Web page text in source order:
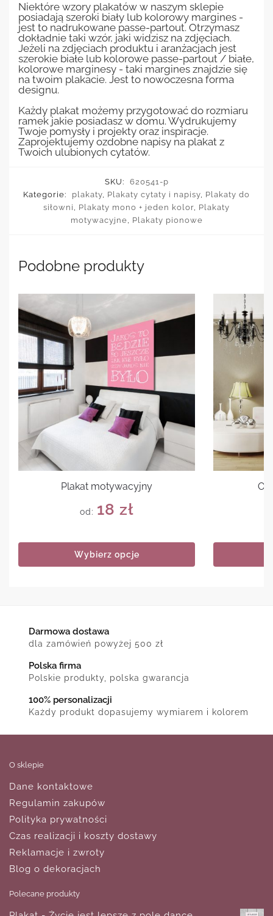
Niektóre wzory plakatów w naszym sklepie
posiadają szeroki biały lub kolorowy margines -
jest to nadrukowane passe-partout. Otrzymasz
dokładnie taki wzór, jaki widzisz na zdjęciach.
Jeżeli na zdjęciach produktu i aranżacjach jest
szerokie białe lub kolorowe passe-partout / białe,
kolorowe marginesy - taki margines znajdzie się
na twoim plakacie. Jest to nowoczesna forma
designu.
Każdy plakat możemy przygotować do rozmiaru
ramek jakie posiadasz w domu. Wydrukujemy
Twoje pomysły i projekty oraz inspiracje.
Zaprojektujemy ozdobne napisy na plakat z
Twoich ulubionych cytatów.
SKU:
620541-p
Kategorie:
plakaty, Plakaty cytaty i napisy, Plakaty do
siłowni , Plakaty mono + jeden kolor, Plakaty
motywacyjne, Plakaty pionowe
Podobne produkty
Plakat motywacyjny
od: 18 zł
Wybierz opcje
Darmowa dostawa
dla zamówień powyżej 500 zł
Polska firma
Polskie produkty, polska gwarancja
100% personalizacji
Każdy produkt dopasujemy wymiarem i kolorem
O sklepie
Dane kontaktowe
Regulamin zakupów
Polityka prywatności
Czas realizacji i koszty dostawy
Reklamacje i zwroty
Blog o dekoracjach
Polecane produkty